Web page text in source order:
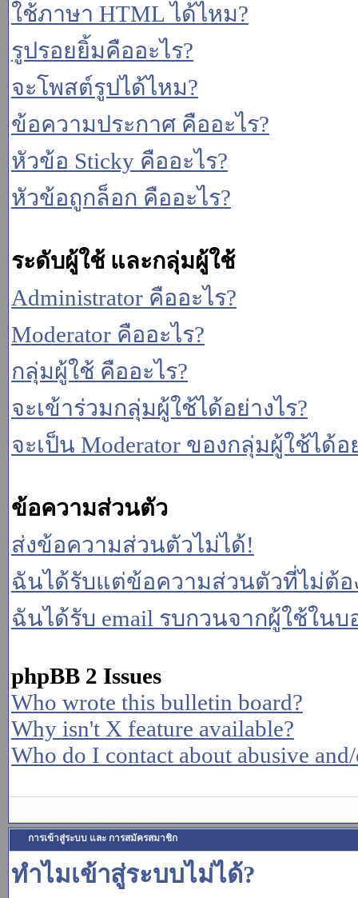
ใช้ภาษา HTML ได้ไหม?
รูปรอยยิ้มคืออะไร?
จะโพสต์รูปได้ไหม?
ข้อความประกาศ คืออะไร?
หัวข้อ Sticky คืออะไร?
หัวข้อถูกล็อก คืออะไร?
ระดับผู้ใช้ และกลุ่มผู้ใช้
Administrator คืออะไร?
Moderator คืออะไร?
กลุ่มผู้ใช้ คืออะไร?
จะเข้าร่วมกลุ่มผู้ใช้ได้อย่างไร?
จะเป็น Moderator ของกลุ่มผู้ใช้ได้อ
ข้อความส่วนตัว
ส่งข้อความส่วนตัวไม่ได้!
ฉันได้รับแต่ข้อความส่วนตัวที่ไม่ต้อ
ฉันได้รับ email รบกวนจากผู้ใช้ใน
phpBB 2 Issues
Who wrote this bulletin board?
Why isn't X feature available?
Who do I contact about abusive
การเข้าสู่ระบบ และ การสมัครสมาชิก
ทำไมเข้าสู่ระบบไม่ได้?